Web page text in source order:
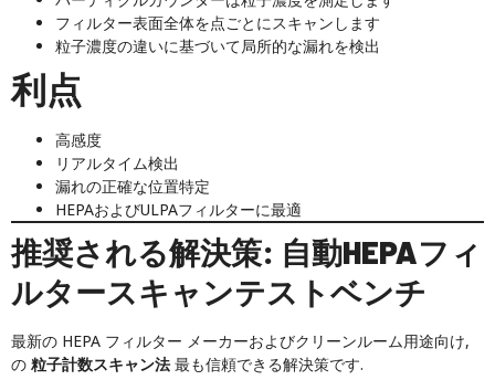
フィルター表面全体を点ごとにスキャンします
粒子濃度の違いに基づいて局所的な漏れを検出
利点
高感度
リアルタイム検出
漏れの正確な位置特定
HEPAおよびULPAフィルターに最適
推奨される解決策: 自動HEPAフィ
ルタースキャンテストベンチ
最新の HEPA フィルター メーカーおよびクリーンルーム用途向け,
の 粒子計数スキャン法 最も信頼できる解決策です.